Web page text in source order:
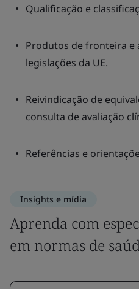
Qualificação e
Produtos de fronteira e
legislações da UE.
Reivindicação de
consulta de avaliação
Referências e
Insights e mídia
Aprenda com
em normas de